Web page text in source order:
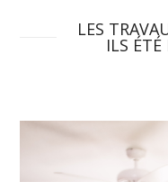
LES
ILS ÉTÉ